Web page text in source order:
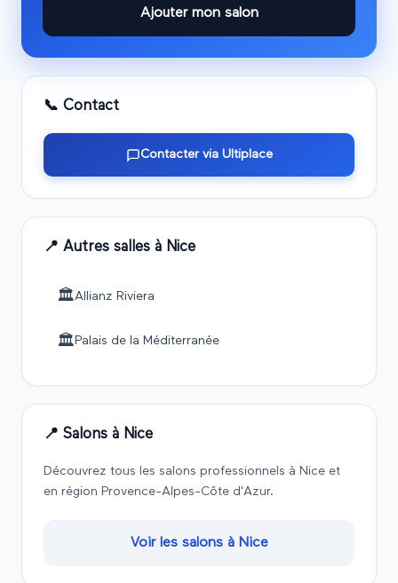
Ajouter mon salon
📞 Contact
Contacter via Ultiplace
📍 Autres salles à Nice
🏛️Allianz Riviera
🏛️ Palais de la Méditerranée
📍 Salons à Nice
Découvrez tous les salons professionnels à Nice et
en région Provence-Alpes-Côte d'Azur.
Voir les salons à Nice